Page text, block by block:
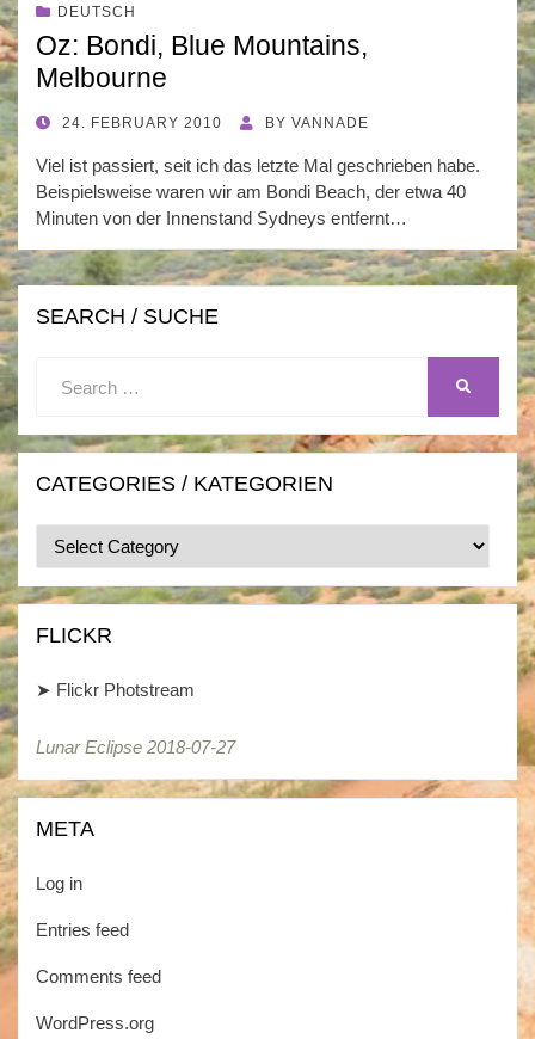
DEUTSCH
Oz: Bondi, Blue Mountains,
Melbourne
POSTED
24. FEBRUARY 2010 BY VANNADE
Viel ist passiert, seit ich das letzte Mal geschrieben habe.
Beispielsweise waren wir am Bondi Beach, der etwa 40
Minuten von der Innenstand Sydneys entfernt…
SEARCH / SUCHE
SEARCH
CATEGORIES / KATEGORIEN
Categories
/
Kategorien
FLICKR
➤ Flickr Photstream
Lunar Eclipse 2018-07-27
META
Log in
Entries feed
Comments feed
WordPress.org